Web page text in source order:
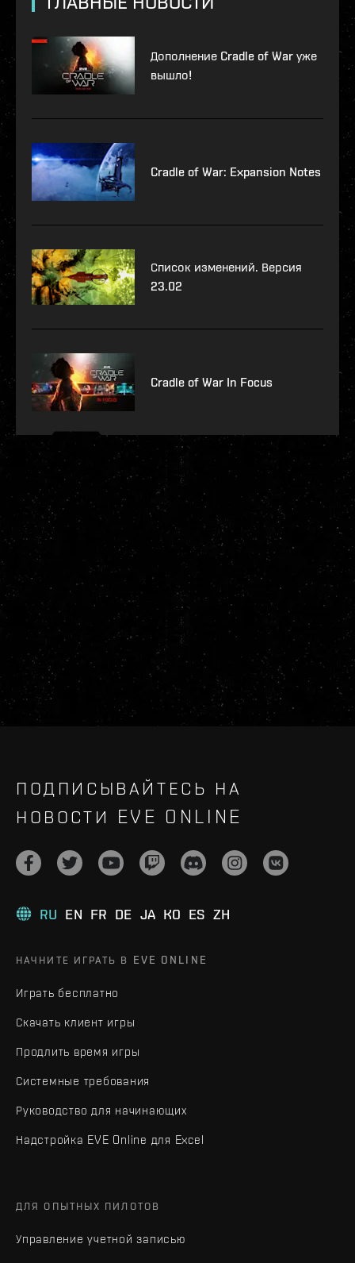
Дополнение Cradle of War уже
вышло!
Cradle of War: Expansion Notes
Список изменений. Версия
23.02
Cradle of War In Focus
ПОДПИСЫВАЙТЕСЬ НА
НОВОСТИ EVE ONLINE
RU EN FR DE JA KO ES ZH
НАЧНИТЕ ИГРАТЬ В EVE ONLINE
Играть бесплатно
Скачать клиент игры
Продлить время игры
Системные требования
Руководство для начинающих
Надстройка EVE Online для Excel
ДЛЯ ОПЫТНЫХ ПИЛОТОВ
Управление учетной записью